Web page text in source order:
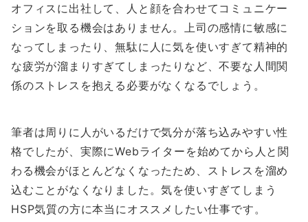
オフィスに出社して、人と顔を合わせてコミュニケー
ションを取る機会はありません。上司の感情に敏感に
なってしまったり、無駄に人に気を使いすぎて精神的
な疲労が溜まりすぎてしまったりなど、不要な人間関
係のストレスを抱える必要がなくなるでしょう。
筆者は周りに人がいるだけで気分が落ち込みやすい性
格でしたが、実際にWebライターを始めてから人と関
わる機会がほとんどなくなったため、ストレスを溜め
込むことがなくなりました。気を使いすぎてしまう
HSP気質の方に本当にオススメしたい仕事です。